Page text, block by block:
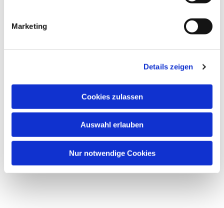
Marketing
Details zeigen
Cookies zulassen
Auswahl erlauben
Nur notwendige Cookies
Straße 21, 60326 Frankfurt am Main